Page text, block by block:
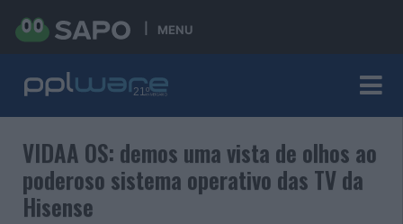
MENU
VIDAA OS: demos uma vista de olhos ao
poderoso sistema operativo das TV da
Hisense